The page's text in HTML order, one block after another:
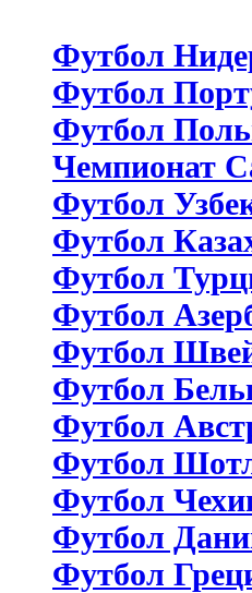
Футбол
Футбол
Футбол
Чемпионат
Футбол
Футбол
Футбол
Футбол
Футбол
Футбол
Футбол
Футбол
Футбол
Футбол
Футбол